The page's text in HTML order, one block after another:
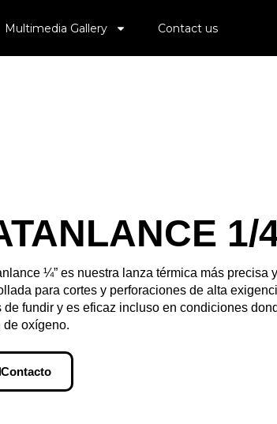
Multimedia Gallery Contact us
1/
¼” es nuestra lanza térmica más precisa
para cortes y perforaciones de alta
de fundir y es eficaz incluso en condiciones
de oxígeno.
Contacto